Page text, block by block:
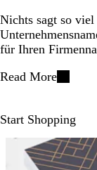
Nichts sagt so
für Ihren
Read More
Start Shopping